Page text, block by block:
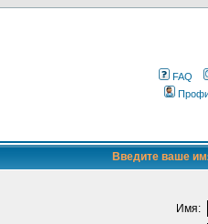
FAQ
Введите ваше
Имя: